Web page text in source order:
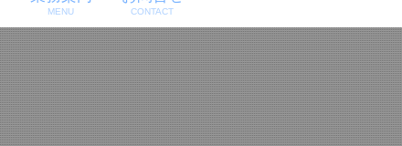
MENU CONTACT